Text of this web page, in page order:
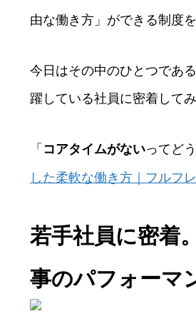
由な働き方」ができる制度
今日はその中のひとつであ
躍している社員に密着して
「コアタイムがないってど
した柔軟な働き方｜フルフ
若手社員に密着
事のパフォーマ